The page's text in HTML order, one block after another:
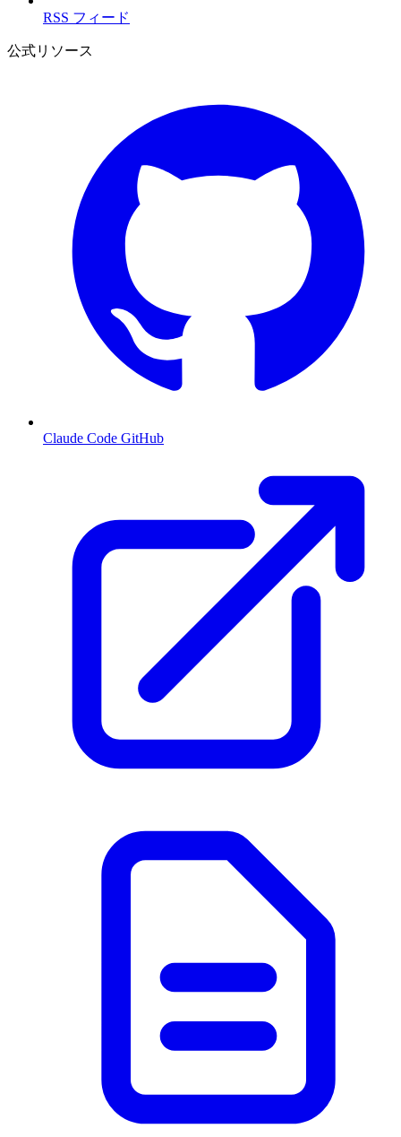
RSS フィード
公式リソース
Claude Code GitHub